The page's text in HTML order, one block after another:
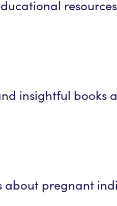
insightful books
about pregnant